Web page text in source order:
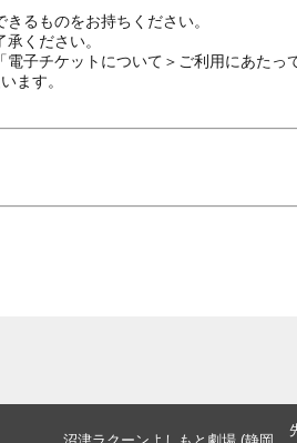
るものをお持ちください。
ください。
子チケットについて＞ご利用にあたっ
ます。